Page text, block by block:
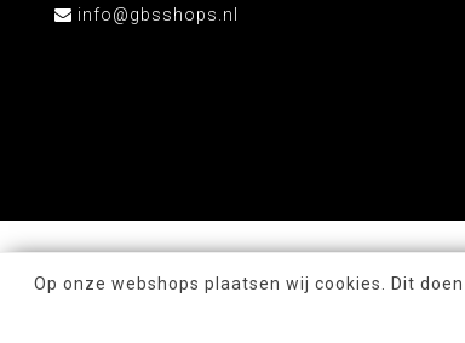
info@gbsshops.nl
Op onze webshops plaatsen wij cookies. Dit